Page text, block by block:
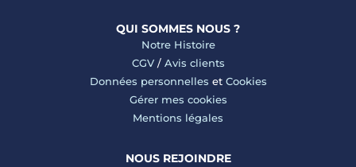
QUI SOMMES NOUS ?
Notre Histoire
CGV/ Avis clients
Données personnelles et Cookies
Gérer mes cookies
Mentions légales
NOUS REJOINDRE